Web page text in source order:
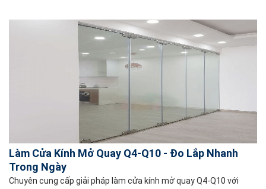
Làm Cửa Kính Mở Quay Q4-Q10 - Đo Lắp Nhanh
Trong Ngày
Chuyên cung cấp giải pháp làm cửa kính mở quay Q4-Q10 với